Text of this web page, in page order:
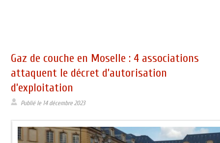
Gaz de couche en Moselle : 4 associations
attaquent le décret d’autorisation
d’exploitation
Publié le 14 décembre 2023